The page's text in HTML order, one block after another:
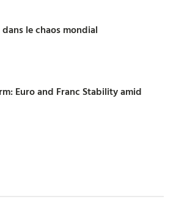
le chaos mondial
Euro and Franc Stability amid